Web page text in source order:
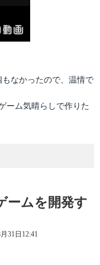
もなかったので、温情で
ーム気晴らしで作りた
ームを開発す
31日12:41